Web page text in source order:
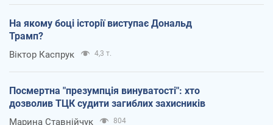
На якому боці історії виступає Дональд
Трамп?
Віктор Каспрук 4,3 т.
Посмертна "презумпція винуватості": хто
дозволив ТЦК судити загиблих захисників
Марина Ставнійчук 804